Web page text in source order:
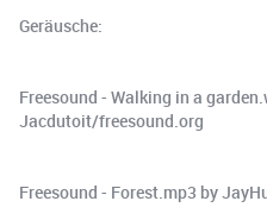
Geräusche:
Freesound - Walking in a
Jacdutoit/freesound.org
Freesound - Forest.mp3 by